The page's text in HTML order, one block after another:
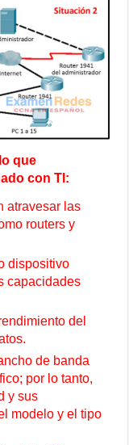
que
con TI:
atravesar las
routers y
dispositivo
capacidades
del
de banda
por lo tanto,
y sus
modelo y el tipo